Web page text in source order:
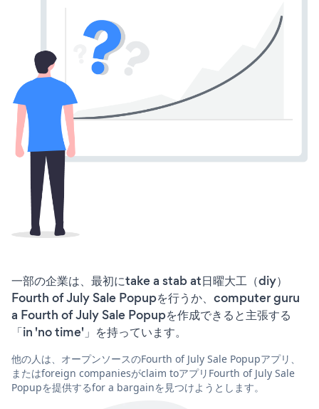
一部の企業は、最初にtake a stab at日曜大工（diy）
Fourth of July Sale Popupを行うか、computer guru
a Fourth of July Sale Popupを作成できると主張する
「in 'no time'」を持っています。
他の人は、オープンソースのFourth of July Sale Popupアプリ、
またはforeign companiesがclaim toアプリFourth of July Sale
Popupを提供するfor a bargainを見つけようとします。